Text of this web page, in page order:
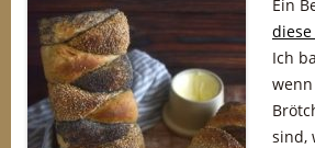
Ein
Ich
sind,